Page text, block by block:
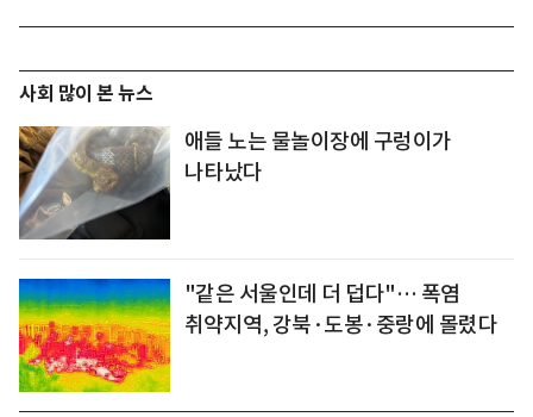
사회 많이 본 뉴스
애들 노는 물놀이장에 구렁이가
나타났다
"같은 서울인데 더 덥다"… 폭염
취약지역, 강북·도봉·중랑에 몰렸다